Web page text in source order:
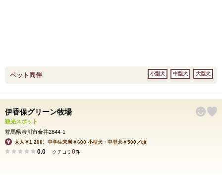
ペット同伴 小型犬 中型犬 大型犬
伊香保グリーン牧場
観光スポット
群馬県渋川市金井2844-1
大人￥1,200、中学生未満￥600 小型犬・中型犬￥500／頭
0.0 クチコミ 0件